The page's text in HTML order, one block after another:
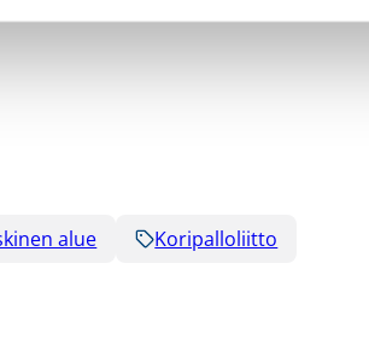
alue
Koripalloliitto